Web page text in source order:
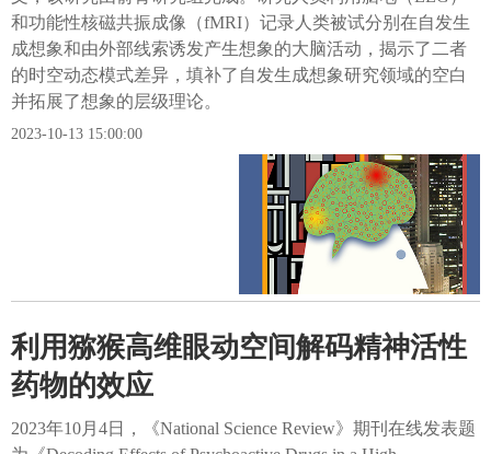
和功能性核磁共振成像（fMRI）记录人类被试分别在自发生
成想象和由外部线索诱发产生想象的大脑活动，揭示了二者
的时空动态模式差异，填补了自发生成想象研究领域的空白
并拓展了想象的层级理论。
2023-10-13 15:00:00
利用猕猴高维眼动空间解码精神活性
药物的效应
2023年10月4日，《National Science Review》期刊在线发表题